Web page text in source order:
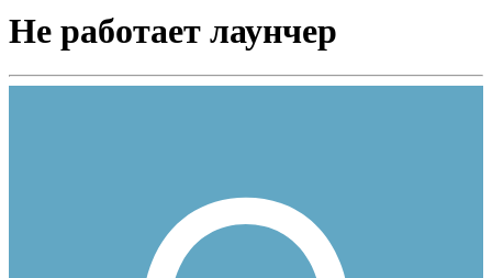
Не работает лаунчер